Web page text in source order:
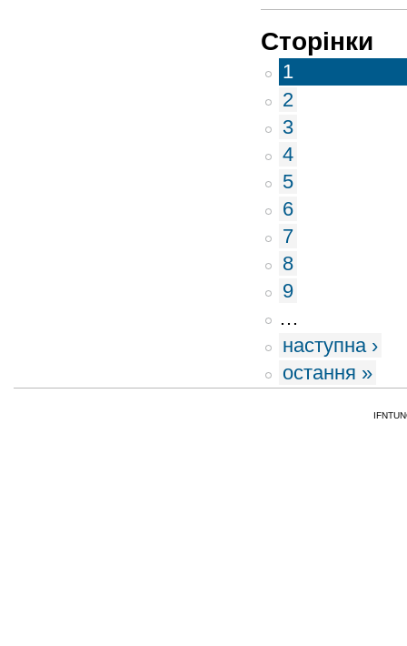
Сторінки
1
2
3
4
5
6
7
8
9
…
наступна ›
остання »